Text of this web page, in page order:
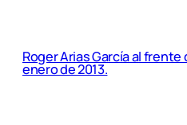
Roger Arias García al frente
enero de 2013.